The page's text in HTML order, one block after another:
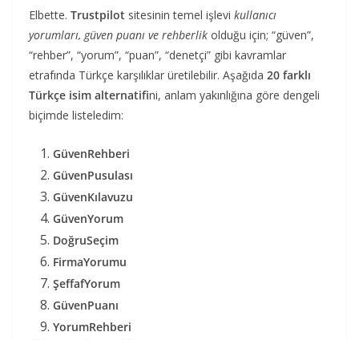
Elbette. Trustpilot sitesinin temel işlevi kullanıcı
yorumları, güven puanı ve rehberlik olduğu için; “güven”,
“rehber”, “yorum”, “puan”, “denetçi” gibi kavramlar
etrafında Türkçe karşılıklar üretilebilir. Aşağıda 20 farklı
Türkçe isim alternatifini, anlam yakınlığına göre dengeli
biçimde listeledim:
GüvenRehberi
GüvenPusulası
GüvenKılavuzu
GüvenYorum
DoğruSeçim
FirmaYorumu
ŞeffafYorum
GüvenPuanı
YorumRehberi